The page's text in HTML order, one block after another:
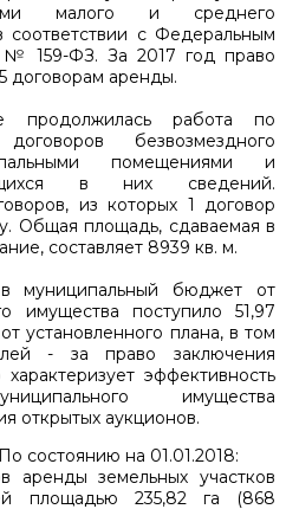
малого и среднего
соответствии с Федеральным
№ 159-ФЗ. За 2017 год право
договорам аренды.
продолжилась работа по
безвозмездного
помещениями и
в них сведений.
из которых 1 договор
Общая площадь, сдаваемая в
составляет 8939 кв. м.
муниципальный бюджет от
имущества поступило 51,97
установленного плана, в том
- за право заключения
эффективность
имущества
открытых аукционов.
состоянию на 01.01.2018:
аренды земельных участков
площадью 235,82 га (868